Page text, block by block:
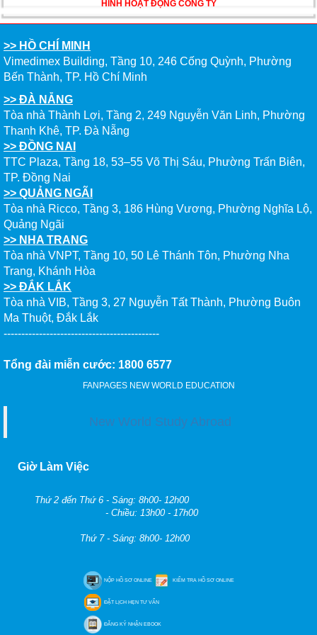
ĐẦU CỦA DU HỌC SINH NĂM 2026 – VÀ TẤT CẢ
ĐỀU CÓ LÝ DO!!
HỘI GHI DANH & SĂN HỌC BỔNG KỲ SPRING 2026
HÌNH HOẠT ĐỘNG CÔNG TY
>> HỒ CHÍ MINH
Vimedimex Building, Tầng 10, 246 Cống Quỳnh, Phường
Bến Thành, TP. Hồ Chí Minh
>> ĐÀ NẴNG
Tòa nhà Thành Lợi, Tầng 2, 249 Nguyễn Văn Linh, Phường
Thanh Khê, TP. Đà Nẵng
>> ĐỒNG NAI
TTC Plaza, Tầng 18, 53–55 Võ Thị Sáu, Phường Trấn Biên,
TP. Đồng Nai
>> QUẢNG NGÃI
Tòa nhà Ricco, Tầng 3, 186 Hùng Vương, Phường Nghĩa Lộ,
Quảng Ngãi
>> NHA TRANG
Tòa nhà VNPT, Tầng 10, 50 Lê Thánh Tôn, Phường Nha
Trang, Khánh Hòa
>> ĐẮK LẮK
Tòa nhà VIB, Tầng 3, 27 Nguyễn Tất Thành, Phường Buôn
Ma Thuột, Đắk Lắk
--------------------------------------------
Tổng đài miễn cước: 1800 6577
FANPAGES NEW WORLD EDUCATION
New World Study Abroad
Giờ Làm Việc
Thứ 2 đến Thứ 6 - Sáng: 8h00- 12h00
- Chiều: 13h00 - 17h00
Thứ 7 - Sáng: 8h00- 12h00
NỘP HỒ SƠ ONLINE KIỂM TRA HỒ SƠ ONLINE
ĐẶT LỊCH HẸN TƯ VẤN
ĐĂNG KÝ NHẬN EBOOK